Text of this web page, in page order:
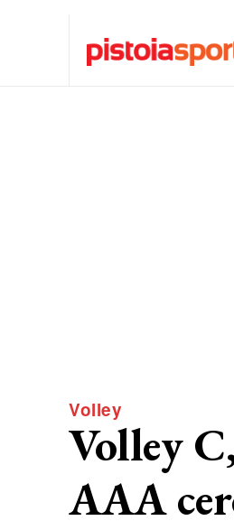
Volley
Volley
AAA